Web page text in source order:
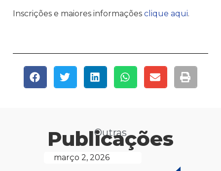
Inscrições e maiores informações clique aqui.
Outras
Publicações
março 2, 2026